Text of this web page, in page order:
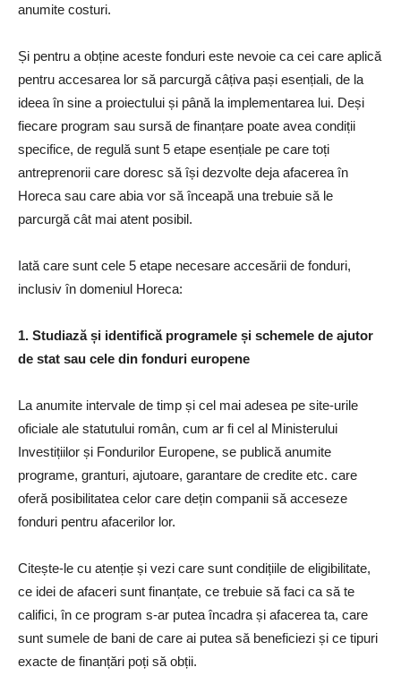
anumite costuri.
Și pentru a obține aceste fonduri este nevoie ca cei care aplică
pentru accesarea lor să parcurgă câțiva pași esențiali, de la
ideea în sine a proiectului și până la implementarea lui. Deși
fiecare program sau sursă de finanțare poate avea condiții
specifice, de regulă sunt 5 etape esențiale pe care toți
antreprenorii care doresc să își dezvolte deja afacerea în
Horeca sau care abia vor să înceapă una trebuie să le
parcurgă cât mai atent posibil.
Iată care sunt cele 5 etape necesare accesării de fonduri,
inclusiv în domeniul Horeca:
1. Studiază și identifică programele și schemele de ajutor
de stat sau cele din fonduri europene
La anumite intervale de timp și cel mai adesea pe site-urile
oficiale ale statutului român, cum ar fi cel al Ministerului
Investițiilor și Fondurilor Europene, se publică anumite
programe, granturi, ajutoare, garantare de credite etc. care
oferă posibilitatea celor care dețin companii să acceseze
fonduri pentru afacerilor lor.
Citește-le cu atenție și vezi care sunt condițiile de eligibilitate,
ce idei de afaceri sunt finanțate, ce trebuie să faci ca să te
califici, în ce program s-ar putea încadra și afacerea ta, care
sunt sumele de bani de care ai putea să beneficiezi și ce tipuri
exacte de finanțări poți să obții.